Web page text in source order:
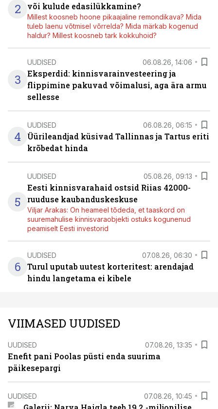
2
või kulude edasilükkamine?
Millest koosneb hoone pikaajaline remondikava? Mida
tuleb laenu võtmisel võrrelda? Mida märkab kogenud
haldur? Millest koosneb tark kokkuhoid?
3
UUDISED 06.08.26, 14:06
Eksperdid: kinnisvarainvesteering ja
flippimine pakuvad võimalusi, aga ära armu
sellesse
4
UUDISED 06.08.26, 06:15
Üürileandjad küsivad Tallinnas ja Tartus eriti
krõbedat hinda
5
UUDISED 05.08.26, 09:13
Eesti kinnisvarahaid ostsid Riias 42000-
ruuduse kaubanduskeskuse
Viljar Arakas: On heameel tõdeda, et taaskord on
suuremahulise kinnisvaraobjekti ostuks kogunenud
peamiselt Eesti investorid
6
UUDISED 07.08.26, 06:30
Turul uputab uutest korteritest: arendajad
hindu langetama ei kibele
VIIMASED UUDISED
UUDISED 07.08.26, 13:35
Enefit pani Poolas püsti enda suurima
päikesepargi
UUDISED 07.08.26, 10:45